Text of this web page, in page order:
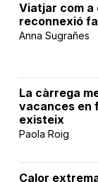
Viatjar com a
reconnexió
Anna Sugrañes
La càrrega
vacances en
existeix
Paola Roig
Calor